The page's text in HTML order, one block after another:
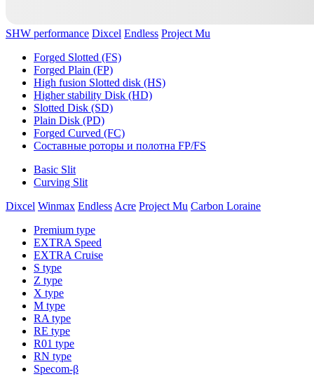
SHW performance Dixcel Endless Project Mu
Forged Slotted (FS)
Forged Plain (FP)
High fusion Slotted disk (HS)
Higher stability Disk (HD)
Slotted Disk (SD)
Plain Disk (PD)
Forged Curved (FC)
Составные роторы и полотна FP/FS
Basic Slit
Curving Slit
Dixcel Winmax Endless Acre Project Mu Carbon Loraine
Premium type
EXTRA Speed
EXTRA Cruise
S type
Z type
X type
M type
RA type
RE type
R01 type
RN type
Specom-β